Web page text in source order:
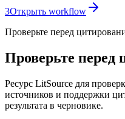
3Открыть workflow
Проверьте перед
Проверьте перед
Ресурс LitSource для
источников и поддержки
результата в черновике.